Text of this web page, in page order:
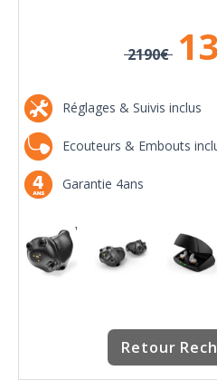
2190€
Réglages & Suivis inclus
Ecouteurs & Embouts
Garantie 4ans
Retour